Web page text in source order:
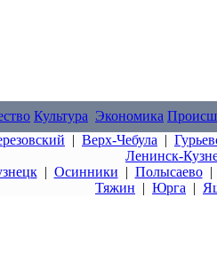
Культура Экономика
| Верх-Чебула |
Ленинск-
| Осинники | Полысаево|
Тяжин | Юрга |